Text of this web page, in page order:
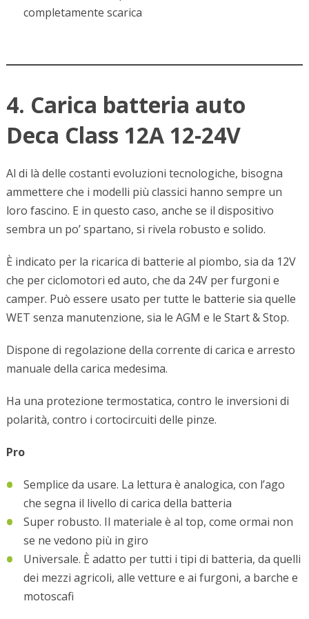
completamente scarica
4. Carica batteria auto
Deca Class 12A 12-24V
Al di là delle costanti evoluzioni tecnologiche, bisogna
ammettere che i modelli più classici hanno sempre un
loro fascino. E in questo caso, anche se il dispositivo
sembra un po’ spartano, si rivela robusto e solido.
È indicato per la ricarica di batterie al piombo, sia da 12V
che per ciclomotori ed auto, che da 24V per furgoni e
camper. Può essere usato per tutte le batterie sia quelle
WET senza manutenzione, sia le AGM e le Start & Stop.
Dispone di regolazione della corrente di carica e arresto
manuale della carica medesima.
Ha una protezione termostatica, contro le inversioni di
polarità, contro i cortocircuiti delle pinze.
Pro
Semplice da usare. La lettura è analogica, con l’ago
che segna il livello di carica della batteria
Super robusto. Il materiale è al top, come ormai non
se ne vedono più in giro
Universale. È adatto per tutti i tipi di batteria, da quelli
dei mezzi agricoli, alle vetture e ai furgoni, a barche e
motoscafi